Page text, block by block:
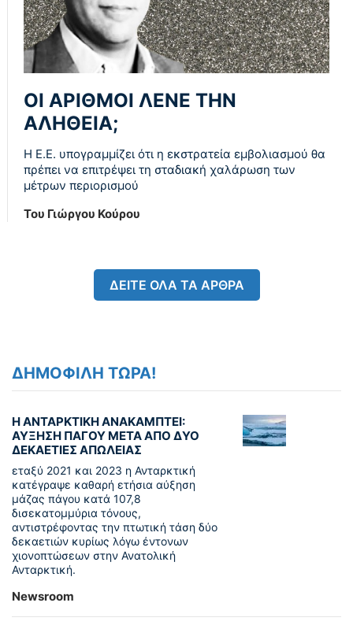
ΟΙ ΑΡΙΘΜΟΙ ΛΕΝΕ ΤΗΝ
ΑΛΗΘΕΙΑ;
Η Ε.Ε. υπογραμμίζει ότι η εκστρατεία εμβολιασμού θα
πρέπει να επιτρέψει τη σταδιακή χαλάρωση των
μέτρων περιορισμού
Του Γιώργου Κούρου
ΔΕΙΤΕ ΟΛΑ ΤΑ ΑΡΘΡΑ
ΔΗΜΟΦΙΛΗ ΤΩΡΑ!
Η ΑΝΤΑΡΚΤΙΚΗ ΑΝΑΚΑΜΠΤΕΙ:
ΑΥΞΗΣΗ ΠΑΓΟΥ ΜΕΤΑ ΑΠΟ ΔΥΟ
ΔΕΚΑΕΤΙΕΣ ΑΠΩΛΕΙΑΣ
εταξύ 2021 και 2023 η Ανταρκτική
κατέγραψε καθαρή ετήσια αύξηση
μάζας πάγου κατά 107,8
δισεκατομμύρια τόνους,
αντιστρέφοντας την πτωτική τάση δύο
δεκαετιών κυρίως λόγω έντονων
χιονοπτώσεων στην Ανατολική
Ανταρκτική.
Newsroom